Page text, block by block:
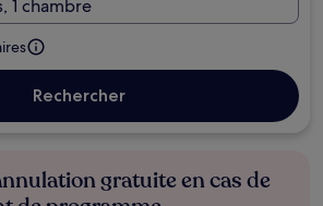
1 chambre
Rechercher
gratuite en cas de